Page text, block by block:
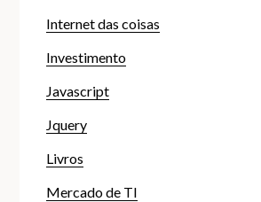
Internet das coisas
Investimento
Javascript
Jquery
Livros
Mercado de TI